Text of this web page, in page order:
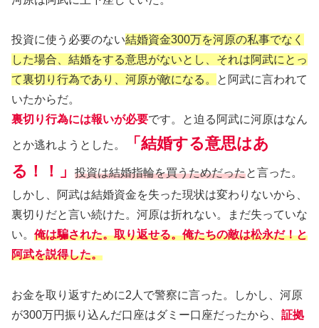
投資に使う必要のない結婚資金300万を河原の私事でなく
した場合、結婚をする意思がないとし、それは阿武にとっ
て裏切り行為であり、河原が敵になる。
と阿武に言われて
いたからだ。
裏切り行為には報いが必要です。と迫る阿武に河原はなん
とか逃れようとした。
「結婚する意思はあ
る！！」
投資は結婚指輪を買うためだったと言った。
しかし、阿武は結婚資金を失った現状は変わりないから、
裏切りだと言い続けた。河原は折れない。まだ失っていな
い。 俺は騙された。取り返せる。俺たちの敵は松永だ！と
阿武を説得した。
お金を取り返すために2人で警察に言った。しかし、河原
が300万円振り込んだ口座はダミー口座だったから、 証拠